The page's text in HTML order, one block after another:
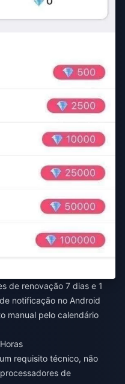
de renovação 7 dias e 1
notificação no Android
manual pelo calendário
requisito técnico, não
de